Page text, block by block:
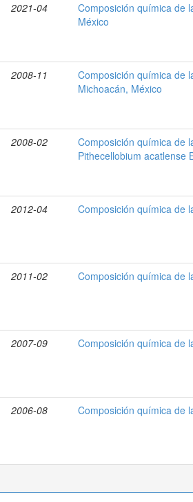
2021-04
Composición química de
México
2008-11
Composición química de
Michoacán, México
2008-02
Composición química de
Pithecellobium acatlense
2012-04 Composición química de
2011-02 Composición química de
2007-09 Composición química de
2006-08 Composición química de